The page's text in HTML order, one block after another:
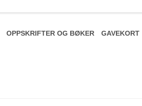
OPPSKRIFTER OG BØKER GAVEKORT